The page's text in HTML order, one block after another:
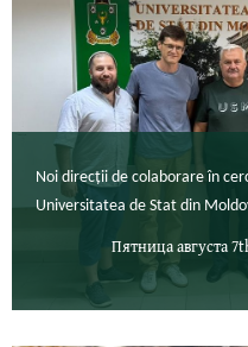
Noi direcții de colaborare în
Universitatea de Stat din
Пятница августа